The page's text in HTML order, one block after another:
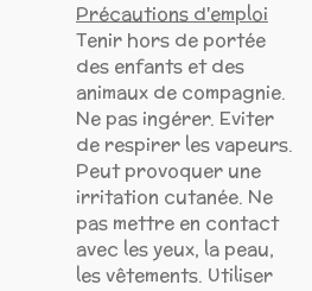
Précautions d'emploi
Tenir hors de portée
des enfants et des
animaux de compagnie.
Ne pas ingérer. Eviter
de respirer les vapeurs.
Peut provoquer une
irritation cutanée. Ne
pas mettre en contact
avec les yeux, la peau,
les vêtements. Utiliser